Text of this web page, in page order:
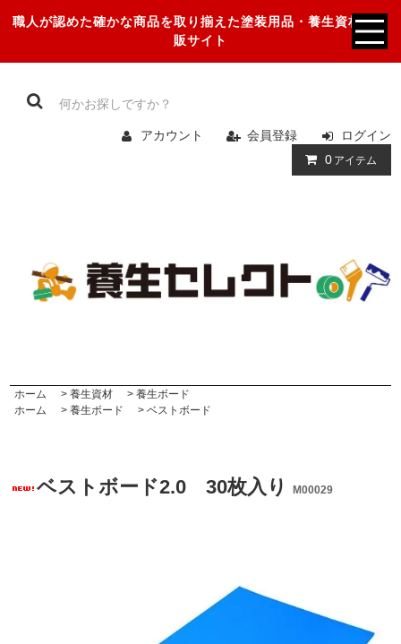
職人が認めた確かな商品を取り揃えた塗装用品・養生資材の通
販サイト
アカウント 会員登録
ログイン
0 アイテム
ホーム >養生資材 >養生ボード
ホーム
>養生ボード >ベストボード
ベストボード2.0 30枚入りM00029